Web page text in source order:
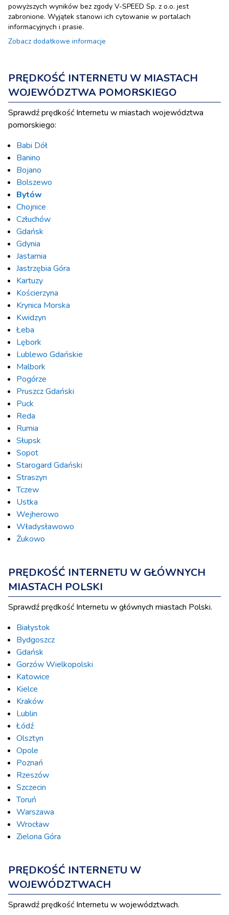
powyższych wyników bez zgody V-SPEED Sp. z o.o. jest
zabronione. Wyjątek stanowi ich cytowanie w portalach
informacyjnych i prasie.
Zobacz dodatkowe informacje
PRĘDKOŚĆ INTERNETU W MIASTACH
WOJEWÓDZTWA POMORSKIEGO
Sprawdź prędkość Internetu w miastach województwa
pomorskiego:
Babi Dół
Banino
Bojano
Bolszewo
Bytów
Chojnice
Człuchów
Gdańsk
Gdynia
Jastarnia
Jastrzębia Góra
Kartuzy
Kościerzyna
Krynica Morska
Kwidzyn
Łeba
Lębork
Lublewo Gdańskie
Malbork
Pogórze
Pruszcz Gdański
Puck
Reda
Rumia
Słupsk
Sopot
Starogard Gdański
Straszyn
Tczew
Ustka
Wejherowo
Władysławowo
Żukowo
PRĘDKOŚĆ INTERNETU W GŁÓWNYCH
MIASTACH POLSKI
Sprawdź prędkość Internetu w głównych miastach Polski.
Białystok
Bydgoszcz
Gdańsk
Gorzów Wielkopolski
Katowice
Kielce
Kraków
Lublin
Łódź
Olsztyn
Opole
Poznań
Rzeszów
Szczecin
Toruń
Warszawa
Wrocław
Zielona Góra
PRĘDKOŚĆ INTERNETU W
WOJEWÓDZTWACH
Sprawdź prędkość Internetu w województwach.